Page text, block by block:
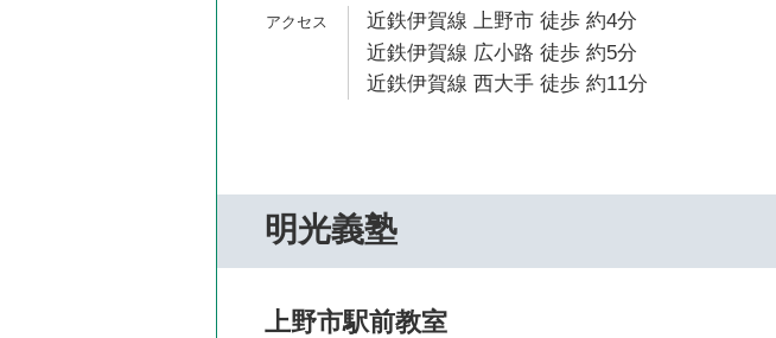
近鉄伊賀線 上野市 徒歩 約4分
近鉄伊賀線 広小路 徒歩 約5分
近鉄伊賀線 西大手 徒歩 約11分
明光義塾
上野市駅前教室